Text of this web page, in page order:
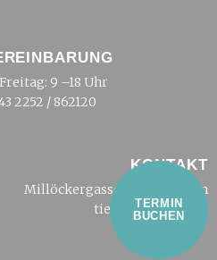
TERMIN
BUCHEN
9 –18 Uhr
2252 / 862120
KONTAKT
Millöckergasse 2, 2500 Baden
tierarzt@dreier.at